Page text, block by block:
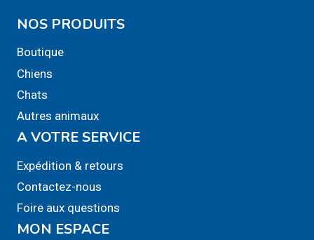
NOS PRODUITS
Boutique
Chiens
Chats
Autres animaux
A VOTRE SERVICE
Expédition & retours
Contactez-nous
Foire aux questions
MON ESPACE